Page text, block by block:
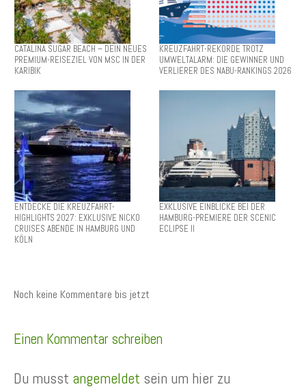
CATALINA SUGAR BEACH – DEIN NEUES
PREMIUM-REISEZIEL VON MSC IN DER
KARIBIK
KREUZFAHRT-REKORDE TROTZ
UMWELTALARM: DIE GEWINNER UND
VERLIERER DES NABU-RANKINGS 2026
ENTDECKE DIE KREUZFAHRT-
HIGHLIGHTS 2027: EXKLUSIVE NICKO
CRUISES ABENDE IN HAMBURG UND
KÖLN
EXKLUSIVE EINBLICKE BEI DER
HAMBURG-PREMIERE DER SCENIC
ECLIPSE II
Noch keine Kommentare bis jetzt
Einen Kommentar schreiben
Du musst angemeldet sein um hier zu